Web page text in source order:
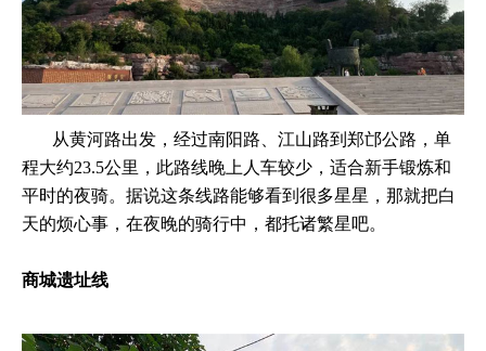
从黄河路出发，经过南阳路、江山路到郑邙公路，单
程大约23.5公里，此路线晚上人车较少，适合新手锻炼和
平时的夜骑。据说这条线路能够看到很多星星，那就把白
天的烦心事，在夜晚的骑行中，都托诸繁星吧。
商城遗址线